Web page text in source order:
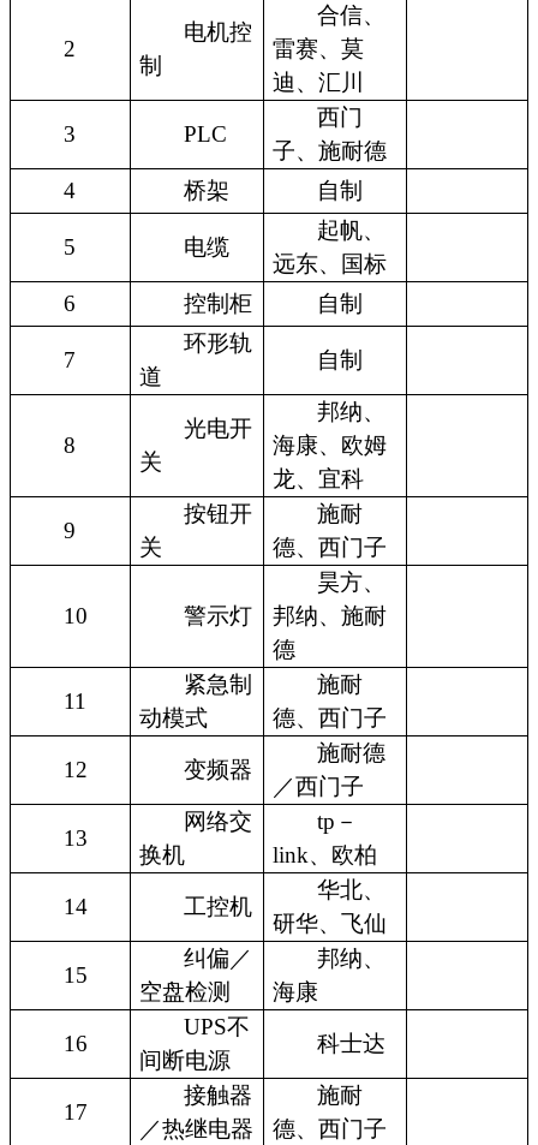
2
电机控
制
合信、
雷赛、莫
迪、汇川
3 PLC
西门
子、施耐德
4
桥架 自制
5 电缆
起帆、
远东、国标
6
控制柜 自制
7
环形轨
道
自制
8
光电开
关
邦纳、
海康、欧姆
龙、宜科
9
按钮开
关
施耐
德、西门子
10 警示灯
昊方、
邦纳、施耐
德
11
紧急制
动模式
施耐
德、西门子
12 变频器
施耐德
／西门子
13
网络交
换机
tp－
link、欧柏
14 工控机
华北、
研华、飞仙
15
纠偏／
空盘检测
邦纳、
海康
16
UPS不
间断电源
科士达
17
接触器
／热继电器
施耐
德、西门子